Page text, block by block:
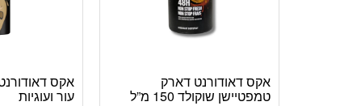
אקס דאודורנט דארק
טמפטיישן שוקולד 150 מ”ל עור ועוגיות